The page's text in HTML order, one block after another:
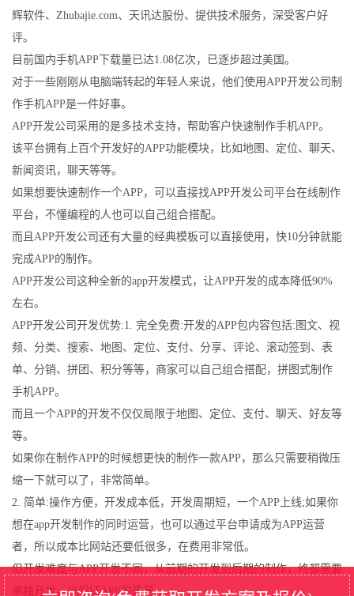
辉软件、Zhubajie.com、天讯达股份、提供技术服务，深受客户好
评。
目前国内手机APP下载量已达1.08亿次，已逐步超过美国。
对于一些刚刚从电脑端转起的年轻人来说，他们使用APP开发公司制
作手机APP是一件好事。
APP开发公司采用的是多技术支持，帮助客户快速制作手机APP。
该平台拥有上百个开发好的APP功能模块，比如地图、定位、聊天、
新闻资讯，聊天等等。
如果想要快速制作一个APP，可以直接找APP开发公司平台在线制作
平台，不懂编程的人也可以自己组合搭配。
而且APP开发公司还有大量的经典模板可以直接使用，快10分钟就能
完成APP的制作。
APP开发公司这种全新的app开发模式，让APP开发的成本降低90%
左右。
APP开发公司开发优势:1. 完全免费:开发的APP包内容包括:图文、视
频、分类、搜索、地图、定位、支付、分享、评论、滚动签到、表
单、分销、拼团、积分等等，商家可以自己组合搭配，拼图式制作
手机APP。
而且一个APP的开发不仅仅局限于地图、定位、支付、聊天、好友等
等。
如果你在制作APP的时候想更快的制作一款APP，那么只需要稍微压
缩一下就可以了，非常简单。
2. 简单:操作方便，开发成本低，开发周期短，一个APP上线;如果你
想在app开发制作的同时运营，也可以通过平台申请成为APP运营
者，所以成本比网站还要低很多，在费用非常低。
但开发难度与APP开发不同，从前期的开发到后期的制作，终都需要
单独开发，以保证APP的质量。